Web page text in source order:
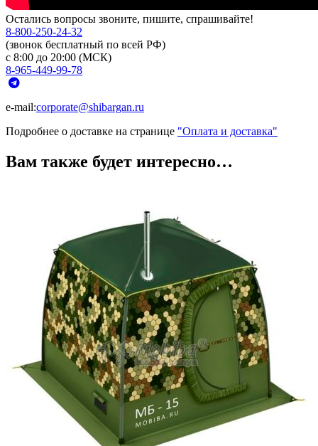
Остались вопросы звоните, пишите, спрашивайте!
8-800-250-24-32
(звонок бесплатный по всей РФ)
с 8:00 до 20:00 (МСК)
8-965-449-99-78
e-mail:corporate@shibargan.ru
Подробнее о доставке на странице "Оплата и доставка"
Вам также будет интересно…